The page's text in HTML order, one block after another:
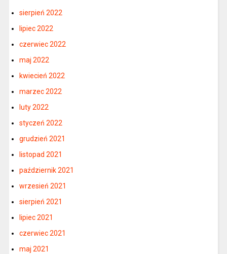
sierpień 2022
lipiec 2022
czerwiec 2022
maj 2022
kwiecień 2022
marzec 2022
luty 2022
styczeń 2022
grudzień 2021
listopad 2021
październik 2021
wrzesień 2021
sierpień 2021
lipiec 2021
czerwiec 2021
maj 2021